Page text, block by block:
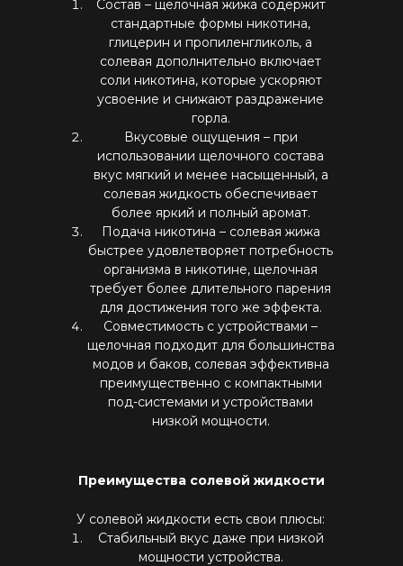
Преимущества солевой жидкости
Состав – щелочная жижа содержит
стандартные формы никотина,
глицерин и пропиленгликоль, а
солевая дополнительно включает
соли никотина, которые ускоряют
усвоение и снижают раздражение
горла.
Вкусовые ощущения – при
использовании щелочного состава
вкус мягкий и менее насыщенный, а
солевая жидкость обеспечивает
более яркий и полный аромат.
Подача никотина – солевая жижа
быстрее удовлетворяет потребность
организма в никотине, щелочная
требует более длительного парения
для достижения того же эффекта.
Совместимость с устройствами –
щелочная подходит для большинства
модов и баков, солевая эффективна
преимущественно с компактными
под-системами и устройствами
низкой мощности.
У солевой жидкости есть свои плюсы:
Стабильный вкус даже при низкой
мощности устройства.